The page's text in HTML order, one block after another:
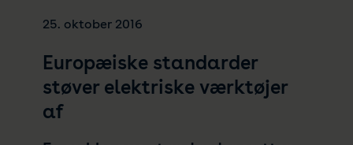
25. oktober 2016
Europæiske standarder
støver elektriske værktøjer
af